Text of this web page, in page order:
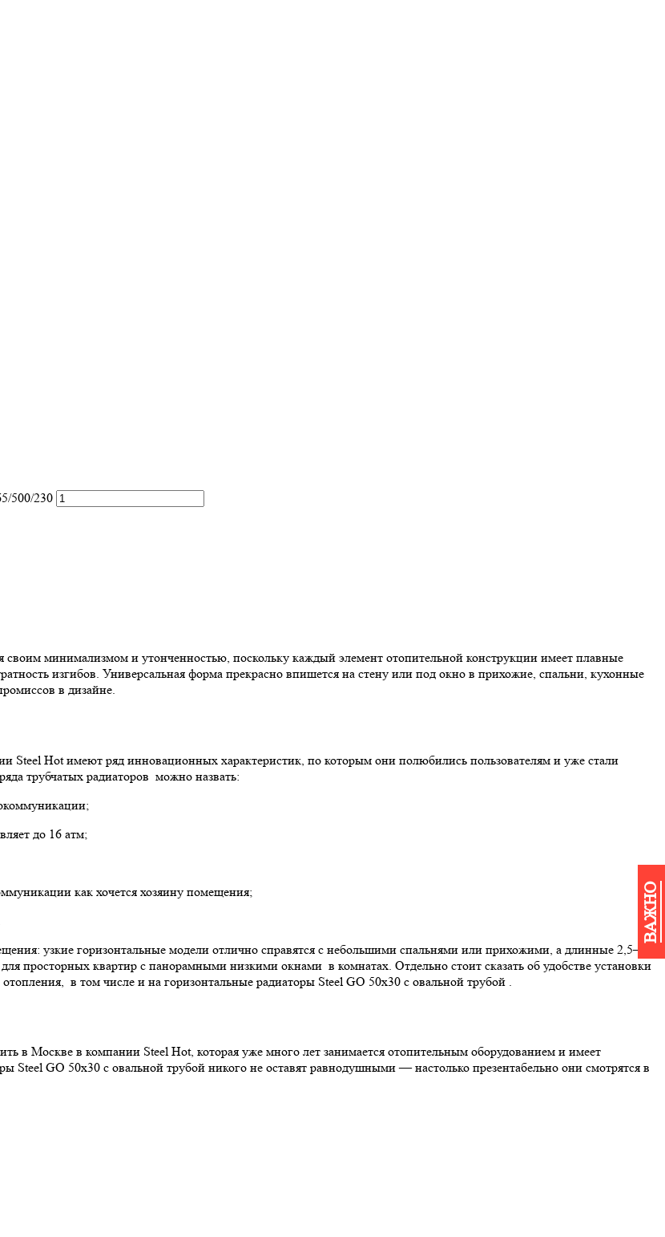
ВАЖНО
500/230
минимализмом и утонченностью, поскольку каждый элемент отопительной конструкции имеет плавные
изгибов. Универсальная форма прекрасно впишется на стену или под окно в прихожие, спальни, кухонные
в дизайне.
Steel Hot имеют ряд инновационных характеристик, по которым они полюбились пользователям и уже стали
трубчатых радиаторов можно назвать:
до 16 атм;
как хочется хозяину помещения;
узкие горизонтальные модели отлично справятся с небольшими спальнями или прихожими, а длинные 2,5–3-
просторных квартир с панорамными низкими окнами в комнатах. Отдельно стоит сказать об удобстве установки
в том числе и на горизонтальные радиаторы Steel GО 50х30 с овальной трубой .
в Москве в компании Steel Hot, которая уже много лет занимается отопительным оборудованием и имеет
Steel GО 50х30 с овальной трубой никого не оставят равнодушными — настолько презентабельно они смотрятся в